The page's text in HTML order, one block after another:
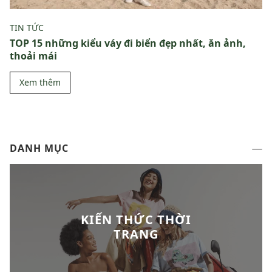
TIN TỨC
TOP 15 những kiểu váy đi biển đẹp nhất, ăn ảnh,
thoải mái
Xem thêm
DANH MỤC
KIẾN THỨC THỜI
TRANG